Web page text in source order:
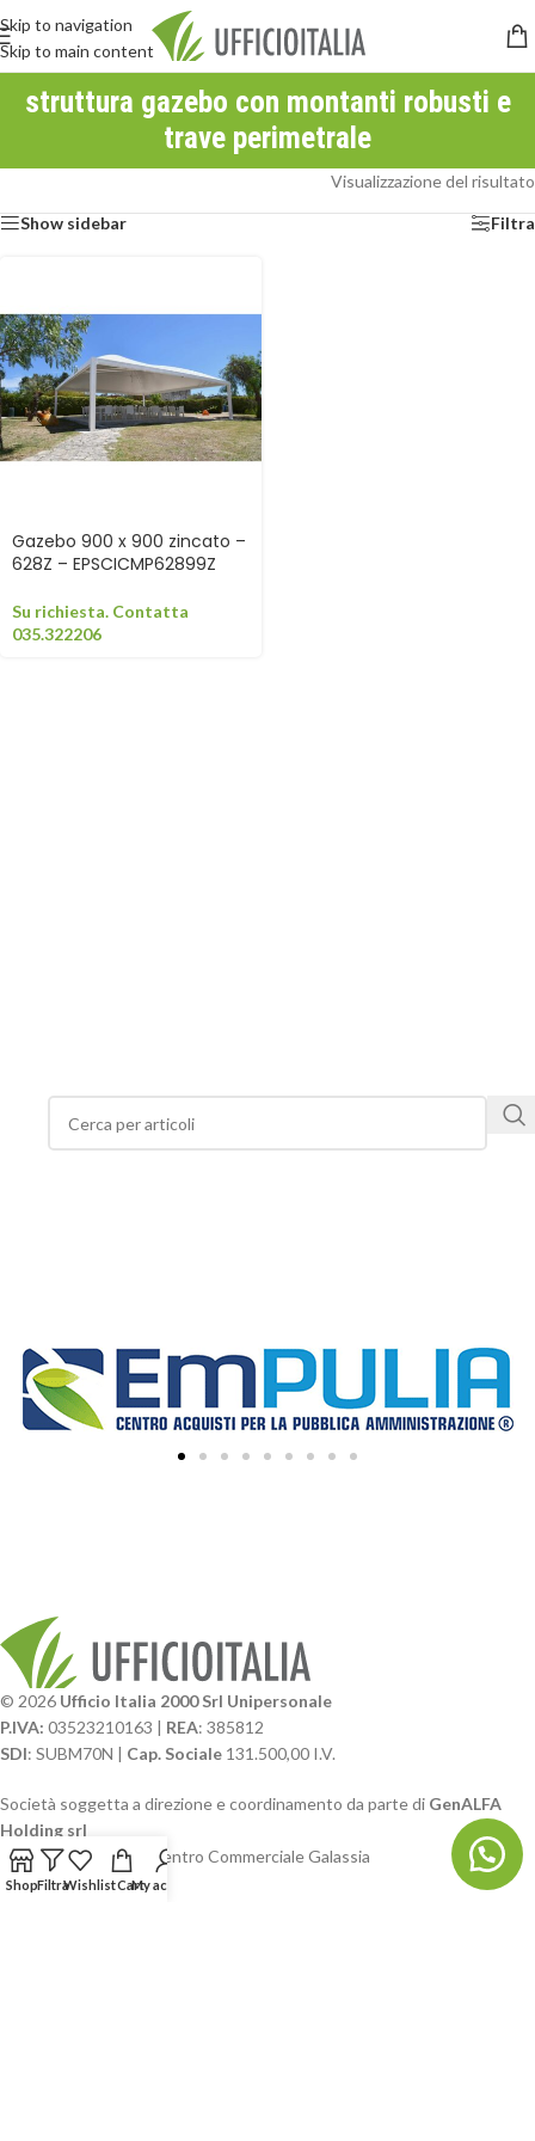
Skip to navigation
Skip to main content
struttura gazebo con montanti robusti e
trave perimetrale
Visualizzazione del risultato
Show sidebar Filtra
Gazebo 900 x 900 zincato –
628Z – EPSCICMP62899Z
Su richiesta. Contatta
035.322206
© 2026 Ufficio Italia 2000 Srl Unipersonale
P.IVA: 03523210163 | REA: 385812
SDI: SUBM70N | Cap. Sociale 131.500,00 I.V.
Società soggetta a direzione e coordinamento da parte di GenALFA
Holding srl
Via A. Ponti n. 4 – Centro Commerciale Galassia
24126 Bergamo
ShopFiltraWishlistCartMy account